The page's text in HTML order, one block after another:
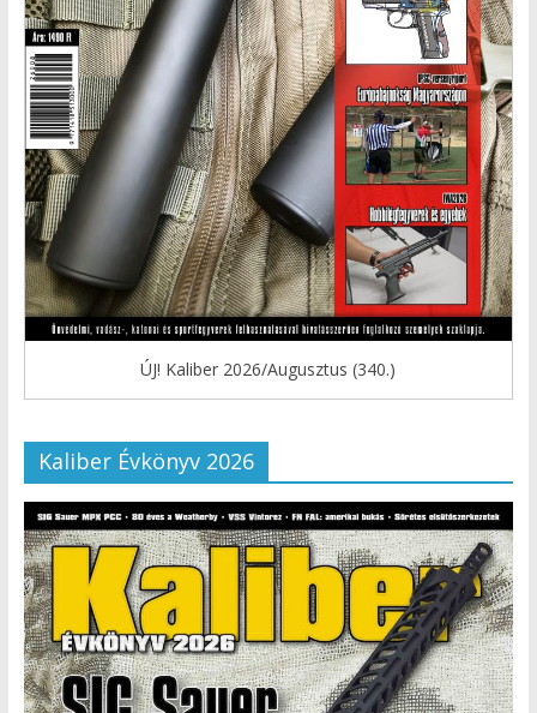
ÚJ! Kaliber 2026/Augusztus (340.)
Kaliber Évkönyv 2026